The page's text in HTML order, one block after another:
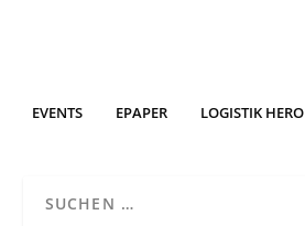
EVENTS EPAPER LOGISTIK HERO